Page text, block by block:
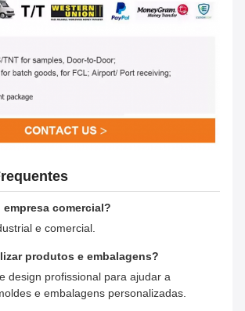
comercial?
e comercial.
produtos e embalagens?
design profissional para ajudar a
e embalagens personalizadas.